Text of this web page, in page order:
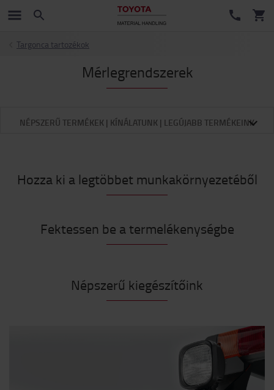
Targonca tartozékok
Mérlegrendszerek
NÉPSZERŰ TERMÉKEK | KÍNÁLATUNK | LEGÚJABB TERMÉKEINK
Hozza ki a legtöbbet munkakörnyezetéből
Fektessen be a termelékenységbe
Népszerű kiegészítőink